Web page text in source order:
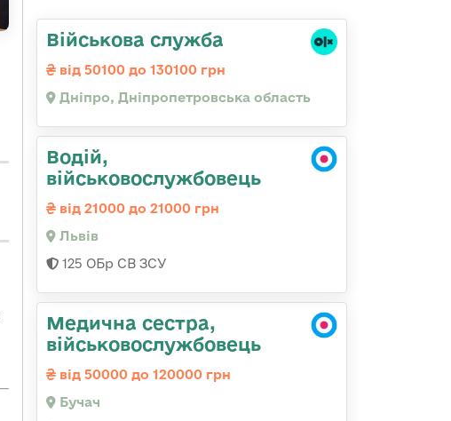
Військова служба
від 50100 до 130100 грн
Дніпро, Дніпропетровська область
Водій,
військовослужбовець
від 21000 до 21000 грн
Львів
125 ОБр СВ ЗСУ
Медична сестра,
військовослужбовець
від 50000 до 120000 грн
Бучач